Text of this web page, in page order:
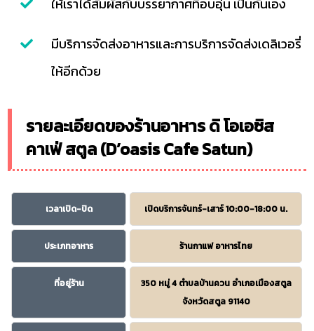
ให้เราได้สัมผัสกับบรรยากาศที่อบอุ่น เป็นกันเอง
มีบริการจัดส่งอาหารและการบริการจัดส่งเดลิเวอรี่
ให้อีกด้วย
รายละเอียดของร้านอาหาร ดิ โอเอซิส
คาเฟ่ สตูล (D’oasis Cafe Satun)
เวลาเปิด-ปิด เปิดบริการจันทร์-เสาร์ 10:00-18:00 น.
ประเภทอาหาร ร้านกาแฟ อาหารไทย
ที่อยู่ร้าน
350 หมู่ 4 ตำบลบ้านควน อำเภอเมืองสตูล
จังหวัดสตูล 91140